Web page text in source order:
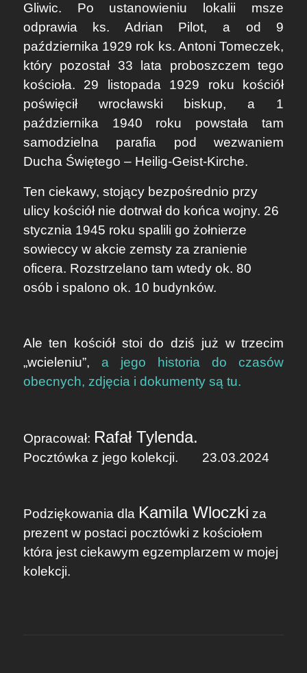
Gliwic. Po ustanowieniu lokalii msze
odprawia ks. Adrian Pilot, a od 9
października 1929 rok ks. Antoni Tomeczek,
który pozostał 33 lata proboszczem tego
kościoła. 29 listopada 1929 roku kościół
poświęcił wrocławski biskup, a 1
października 1940 roku powstała tam
samodzielna parafia pod wezwaniem
Ducha Świętego – Heilig-Geist-Kirche.
Ten ciekawy, stojący bezpośrednio przy
ulicy kościół nie dotrwał do końca wojny. 26
stycznia 1945 roku spalili go żołnierze
sowieccy w akcie zemsty za zranienie
oficera. Rozstrzelano tam wtedy ok. 80
osób i spalono ok. 10 budynków.
Ale ten kościół stoi do dziś już w trzecim
„wcieleniu”, a jego historia do czasów
obecnych, zdjęcia i dokumenty są tu.
Opracował: Rafał Tylenda.
Pocztówka z jego kolekcji. 23.03.2024
Podziękowania dla Kamila Wloczki za
prezent w postaci pocztówki z kościołem
która jest ciekawym egzemplarzem w mojej
kolekcji.